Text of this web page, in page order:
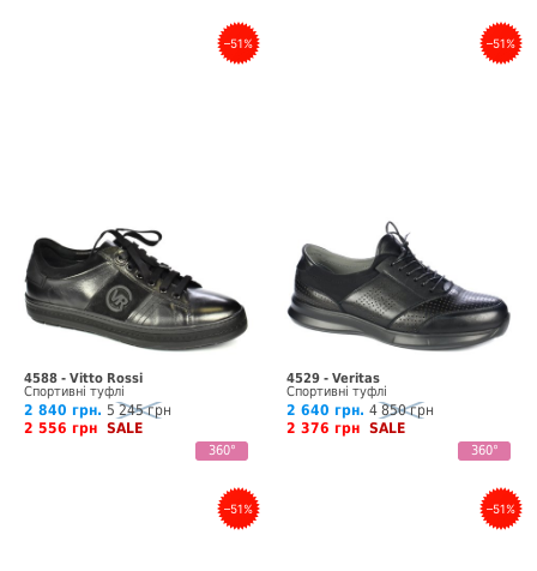
–51%
4588 - Vitto Rossi
Спортивні туфлі
2 840 грн. 5 245 грн
2 556 грн SALE
360°
–51%
4529 - Veritas
Спортивні туфлі
2 640 грн. 4 850 грн
2 376 грн SALE
360°
–51% –51%